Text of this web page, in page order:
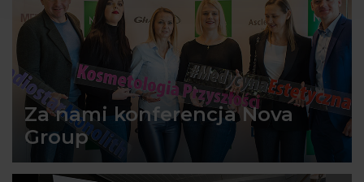
Za nami konferencja Nova
Group